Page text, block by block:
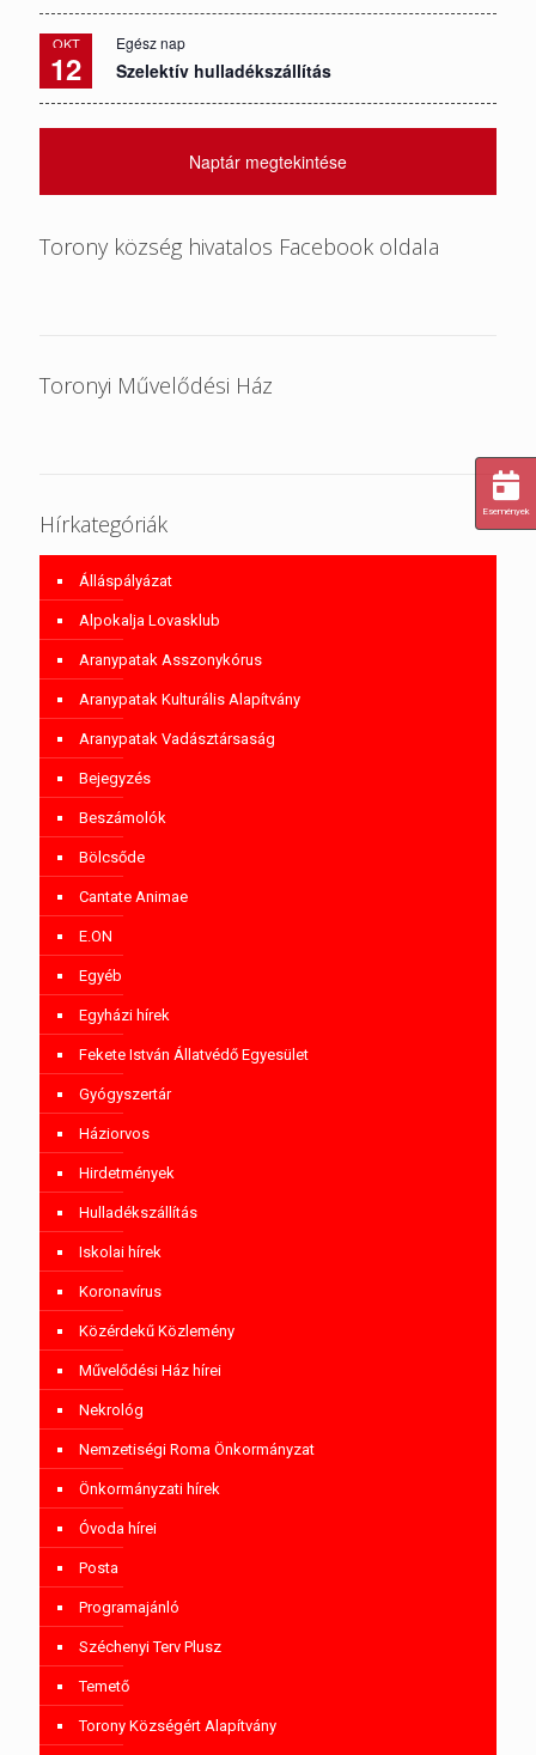
OKT
12
Egész nap
Szelektív hulladékszállítás
Naptár megtekintése
Torony község hivatalos Facebook oldala
Toronyi Művelődési Ház
Hírkategóriák
Álláspályázat
Alpokalja Lovasklub
Aranypatak Asszonykórus
Aranypatak Kulturális Alapítvány
Aranypatak Vadásztársaság
Bejegyzés
Beszámolók
Bölcsőde
Cantate Animae
E.ON
Egyéb
Egyházi hírek
Fekete István Állatvédő Egyesület
Gyógyszertár
Háziorvos
Hirdetmények
Hulladékszállítás
Iskolai hírek
Koronavírus
Közérdekű Közlemény
Művelődési Ház hírei
Nekrológ
Nemzetiségi Roma Önkormányzat
Önkormányzati hírek
Óvoda hírei
Posta
Programajánló
Széchenyi Terv Plusz
Temető
Torony Községért Alapítvány
Események